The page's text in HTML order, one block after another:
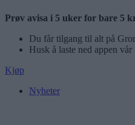
Prøv avisa i 5 uker for bare 5
Du får tilgang til alt på
Husk å laste ned appen
Kjøp
Nyheter